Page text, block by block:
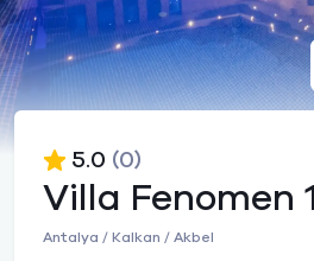
Villa Fenomen 1
Antalya / Kalkan / Akbel
5.0 (0)